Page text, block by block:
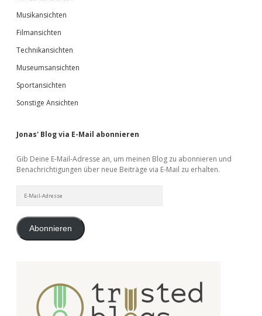
Musikansichten
Filmansichten
Technikansichten
Museumsansichten
Sportansichten
Sonstige Ansichten
Jonas' Blog via E-Mail abonnieren
Gib Deine E-Mail-Adresse an, um meinen Blog zu abonnieren und
Benachrichtigungen über neue Beiträge via E-Mail zu erhalten.
Mail-
Abonnieren